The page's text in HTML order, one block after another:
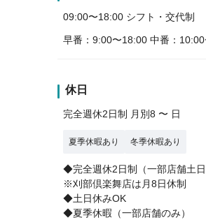
09:00〜18:00 シフト・交代制
早番：9:00〜18:00 中番：
休日
完全週休2日制 月別8 〜 日
夏季休暇あり 冬季休暇あり
◆完全週休2日制（一部店舗土日
※刈部倶楽舞店は月8日休制
◆土日休みOK
◆夏季休暇（一部店舗のみ）